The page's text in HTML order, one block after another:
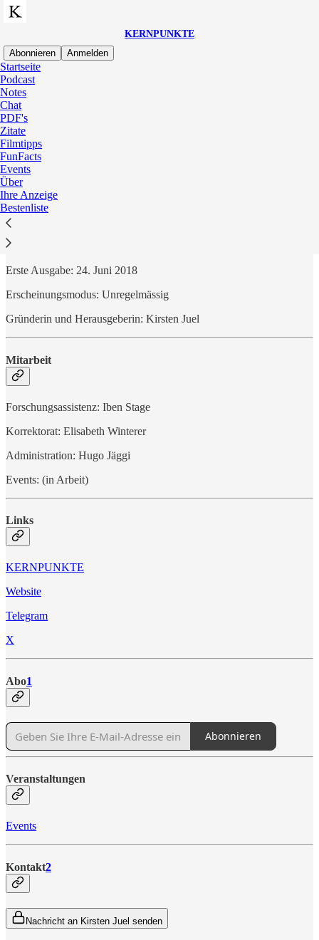
KERNPUNKTE
Abonnieren
Anmelden
Startseite
Podcast
Notes
Chat
PDF's
Zitate
Filmtipps
FunFacts
Events
Über
Ihre Anzeige
Bestenliste
Impressum
KERNPUNKTE
Erste Ausgabe: 24. Juni 2018
Erscheinungsmodus: Unregelmässig
Gründerin und Herausgeberin: Kirsten Juel
Mitarbeit
Forschungsassistenz: Iben Stage
Korrektorat: Elisabeth Winterer
Administration: Hugo Jäggi
Events: (in Arbeit)
Links
KERNPUNKTE
Website
Telegram
X
Abo1
Abonnieren
Veranstaltungen
Events
Kontakt2
Nachricht an Kirsten Juel senden